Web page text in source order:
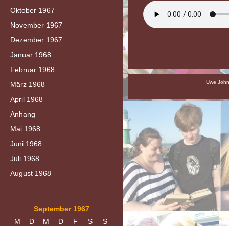
Oktober 1967
November 1967
Dezember 1967
Januar 1968
Februar 1968
März 1968
April 1968
Anhang
Mai 1968
Juni 1968
Juli 1968
August 1968
September 1967
M
D M D F S
S
Uwe